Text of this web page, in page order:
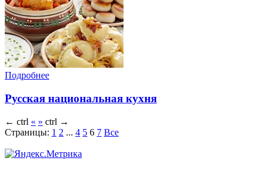
Подробнее
Русская национальная кухня
← ctrl « » ctrl →
Страницы: 1 2 ... 4 5 6 7 Все